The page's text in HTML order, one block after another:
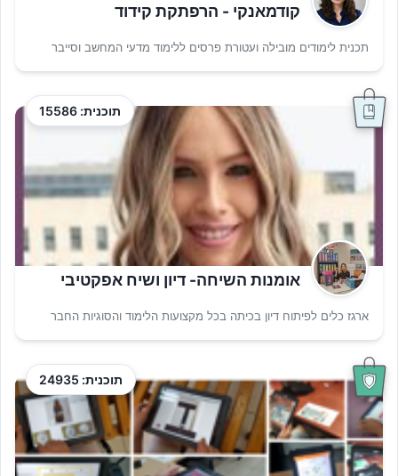
קודמאנקי - הרפתקת קידוד
תכנית לימודים מובילה ועטורת פרסים ללימוד מדעי המחשב וסייבר
תוכנית: 15586
אומנות השיחה- דיון ושיח אפקטיבי
ארגז כלים לפיתוח דיון בכיתה בכל מקצועות הלימוד והסוגיות החבר
תוכנית: 24935